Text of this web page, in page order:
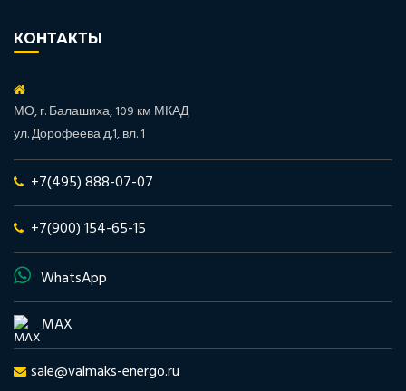
КОНТАКТЫ
МО, г. Балашиха, 109 км МКАД
ул. Дорофеева д.1, вл. 1
+7(495) 888-07-07
+7(900) 154-65-15
WhatsApp
MAX
sale@valmaks-energo.ru